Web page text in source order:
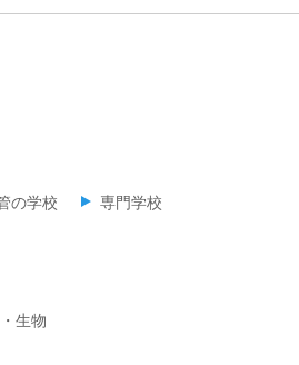
の学校
専門学校
生物